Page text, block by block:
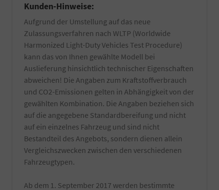
am
besten
bei
Ihrer
örtlichen
Zulassungsbehörde.
Die
Bestätigung
wird
durch
einen
TÜV-
Angestellten
durchgeführt.
und
Kleberückstände
entfernt.
einer
Innenreinigung
und
Entfernung
von
z.T.
schwer
entfernbaren
produktionsseitigen
Rückständen.
Es
hochwertige
Kunden-Hinweise:
Aufgrund der Umstellung auf das neue
Zulassungsverfahren nach WLTP (Worldwide
Harmonized Light-Duty Vehicles Test Procedure)
kann das von Ihnen gewählte Modell bei
Auslieferung hinsichtlich technischer Eigenschaften
abweichen! Die Angaben zum Kraftstoffverbrauch
und CO2-Emissionen gelten in Abhängigkeit von der
gewählten Kombination. Die Angaben beziehen sich
auf die angegebene Standardbereifung und nicht
auf ein einzelnes Fahrzeug und sind nicht
Bestandteil des Angebots, sondern dienen allein
Vergleichszwecken zwischen den verschiedenen
Fahrzeugtypen.
Ab dem 1. September 2017 werden bestimmte